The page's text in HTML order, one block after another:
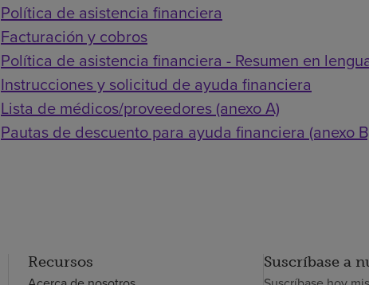
Política de asistencia financiera
Facturación y cobros
Política de asistencia financiera - Resumen en
Instrucciones y solicitud de ayuda financiera
Lista de médicos/proveedores (anexo A)
Pautas de descuento para ayuda financiera (anexo
Recursos Suscríbase a